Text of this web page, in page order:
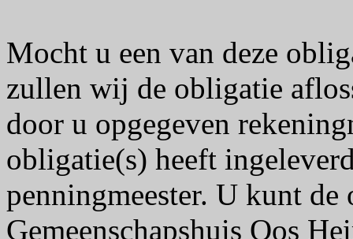
Mocht u een van deze
zullen wij de obligatie
door u opgegeven
obligatie(s) heeft
penningmeester. U kunt
Gemeenschapshuis Oos